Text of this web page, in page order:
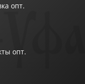
опт.
опт.